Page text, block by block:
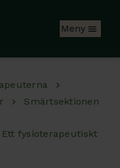
Meny
Smärtsektionen
fysioterapeutiskt